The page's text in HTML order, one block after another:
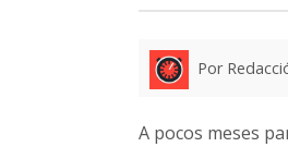
Por
A pocos meses